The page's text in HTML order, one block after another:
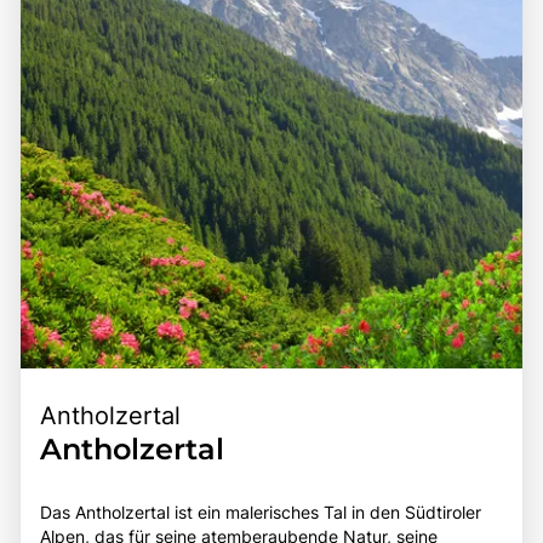
macht den Kalterer See zu einem unvergesslichen Erlebnis
für jeden Reisenden.
einem bereichernden Erlebnis für alle, die die Schönheit
und Vielfalt der Südtiroler Landschaft entdecken
möchten.
Antholzertal
Antholzertal
Das Antholzertal ist ein malerisches Tal in den Südtiroler
Alpen, das für seine atemberaubende Natur, seine